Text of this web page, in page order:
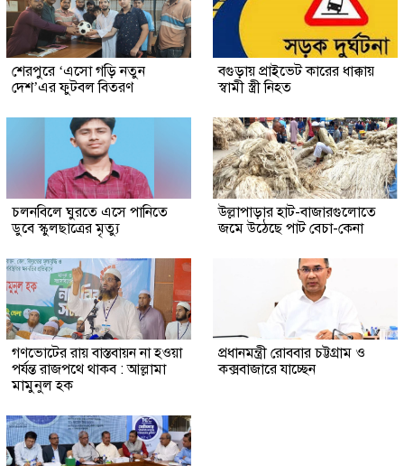
শেরপুরে ‘এসো গড়ি নতুন
দেশ’এর ফুটবল বিতরণ
বগুড়ায় প্রাইভেট কারের ধাক্কায়
স্বামী স্ত্রী নিহত
চলনবিলে ঘুরতে এসে পানিতে
ডুবে স্কুলছাত্রের মৃত্যু
উল্লাপাড়ার হাট-বাজারগুলোতে
জমে উঠেছে পাট বেচা-কেনা
গণভোটের রায় বাস্তবায়ন না হওয়া
পর্যন্ত রাজপথে থাকব : আল্লামা
মামুনুল হক
প্রধানমন্ত্রী রোববার চট্টগ্রাম ও
কক্সবাজারে যাচ্ছেন